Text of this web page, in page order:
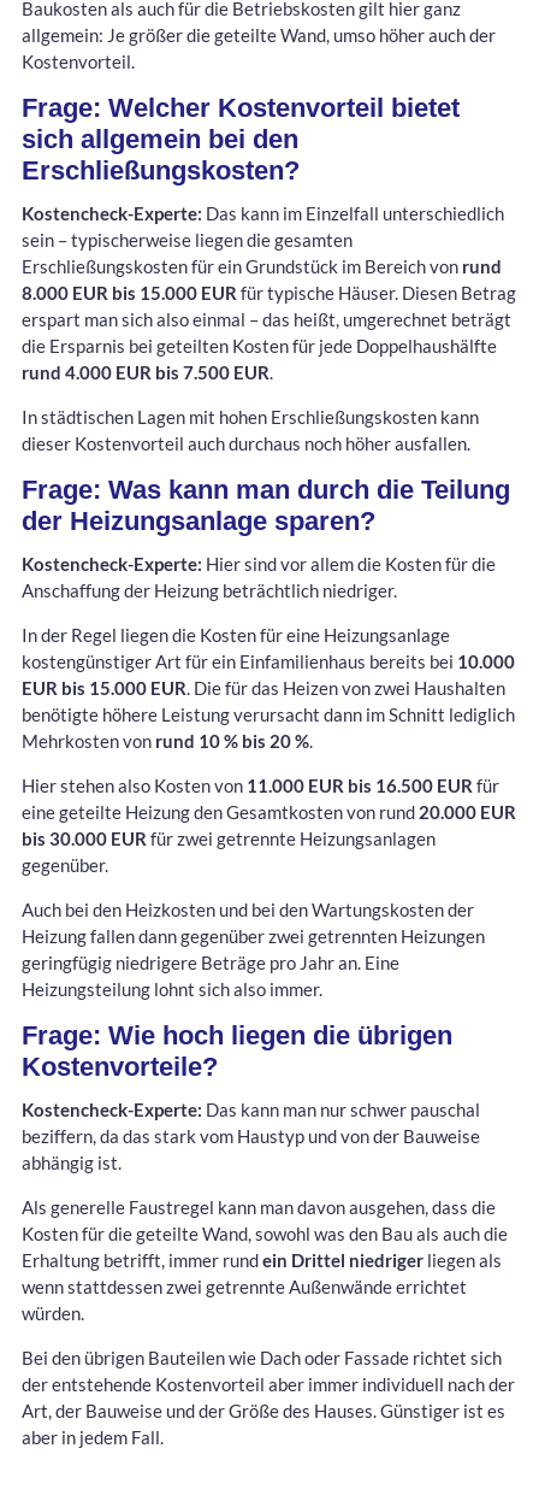
Baukosten als auch für die Betriebskosten gilt hier ganz
allgemein: Je größer die geteilte Wand, umso höher auch der
Kostenvorteil.
Frage: Welcher Kostenvorteil bietet
sich allgemein bei den
Erschließungskosten?
Kostencheck-Experte: Das kann im Einzelfall unterschiedlich
sein – typischerweise liegen die gesamten
Erschließungskosten für ein Grundstück im Bereich von rund
8.000 EUR bis 15.000 EUR für typische Häuser. Diesen Betrag
erspart man sich also einmal – das heißt, umgerechnet beträgt
die Ersparnis bei geteilten Kosten für jede Doppelhaushälfte
rund 4.000 EUR bis 7.500 EUR.
In städtischen Lagen mit hohen Erschließungskosten kann
dieser Kostenvorteil auch durchaus noch höher ausfallen.
Frage: Was kann man durch die Teilung
der Heizungsanlage sparen?
Kostencheck-Experte: Hier sind vor allem die Kosten für die
Anschaffung der Heizung beträchtlich niedriger.
In der Regel liegen die Kosten für eine Heizungsanlage
kostengünstiger Art für ein Einfamilienhaus bereits bei 10.000
EUR bis 15.000 EUR. Die für das Heizen von zwei Haushalten
benötigte höhere Leistung verursacht dann im Schnitt lediglich
Mehrkosten von rund 10 % bis 20 %.
Hier stehen also Kosten von 11.000 EUR bis 16.500 EUR für
eine geteilte Heizung den Gesamtkosten von rund 20.000 EUR
bis 30.000 EUR für zwei getrennte Heizungsanlagen
gegenüber.
Auch bei den Heizkosten und bei den Wartungskosten der
Heizung fallen dann gegenüber zwei getrennten Heizungen
geringfügig niedrigere Beträge pro Jahr an. Eine
Heizungsteilung lohnt sich also immer.
Frage: Wie hoch liegen die übrigen
Kostenvorteile?
Kostencheck-Experte: Das kann man nur schwer pauschal
beziffern, da das stark vom Haustyp und von der Bauweise
abhängig ist.
Als generelle Faustregel kann man davon ausgehen, dass die
Kosten für die geteilte Wand, sowohl was den Bau als auch die
Erhaltung betrifft, immer rundein Drittel niedriger liegen als
wenn stattdessen zwei getrennte Außenwände errichtet
würden.
Bei den übrigen Bauteilen wie Dach oder Fassade richtet sich
der entstehende Kostenvorteil aber immer individuell nach der
Art, der Bauweise und der Größe des Hauses. Günstiger ist es
aber in jedem Fall.